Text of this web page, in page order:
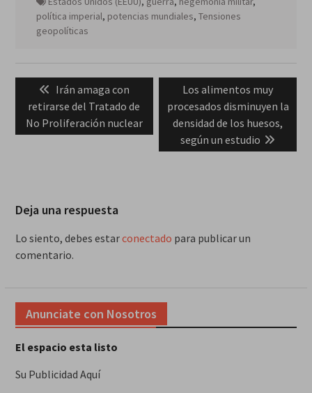
política imperial, potencias mundiales, Tensiones
geopolíticas
entradas
Previous
post:
Irán amaga con
retirarse del Tratado de
No Proliferación nuclear
Next
post:
Los alimentos muy
procesados disminuyen la
densidad de los huesos,
según un estudio
Deja una respuesta
Lo siento, debes estarconectado para publicar un
comentario.
Anunciate con Nosotros
El espacio esta listo
Su Publicidad Aquí